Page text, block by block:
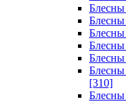
Блесны
Блесны
[310]